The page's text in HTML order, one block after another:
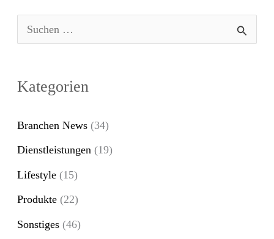
e
n
h
Kategorien
Branchen News (34)
Dienstleistungen (19)
Lifestyle (15)
Produkte (22)
Sonstiges (46)